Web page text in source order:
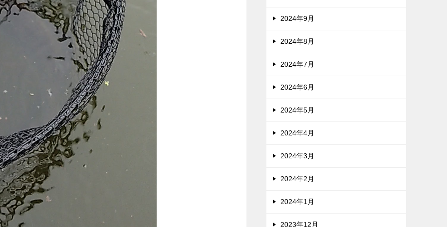
2024年9月
2024年8月
2024年7月
2024年6月
2024年5月
2024年4月
2024年3月
2024年2月
2024年1月
2023年12月